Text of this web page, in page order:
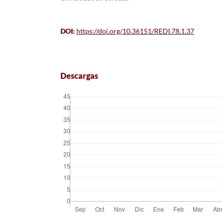
DOI: https://doi.org/10.36151/REDI.78.1.37
Descargas